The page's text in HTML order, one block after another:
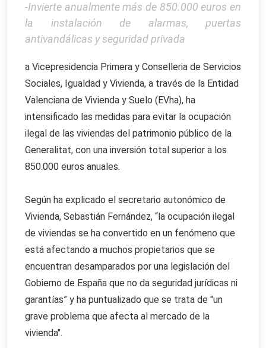
-Invierte anualmente más de 850.000 euros en
la instalación de alarmas, puertas
antivandálicas y seguridad privada
a Vicepresidencia Primera y Conselleria de Servicios
Sociales, Igualdad y Vivienda, a través de la Entidad
Valenciana de Vivienda y Suelo (EVha), ha
intensificado las medidas para evitar la ocupación
ilegal de las viviendas del patrimonio público de la
Generalitat, con una inversión total superior a los
850.000 euros anuales.
Según ha explicado el secretario autonómico de
Vivienda, Sebastián Fernández, “la ocupación ilegal
de viviendas se ha convertido en un fenómeno que
está afectando a muchos propietarios que se
encuentran desamparados por una legislación del
Gobierno de España que no da seguridad jurídicas ni
garantías” y ha puntualizado que se trata de "un
grave problema que afecta al mercado de la
vivienda".